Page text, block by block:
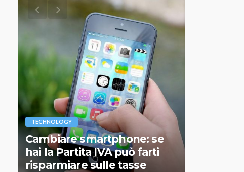
TECHNOLOGY
Cambiare smartphone: se
hai la Partita IVA può farti
risparmiare sulle tasse